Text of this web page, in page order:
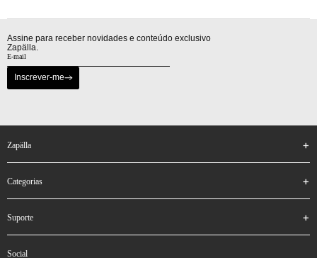
Assine para receber novidades e conteúdo exclusivo
Zapälla.
Inscrever-me
zapälla
categorias
suporte
social